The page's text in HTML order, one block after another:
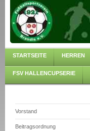
STARTSEITE HERREN
FSV HALLENCUPSERIE
Vorstand
Beitragsordnung